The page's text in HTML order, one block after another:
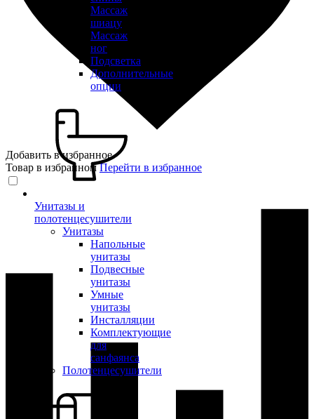
Массаж
шиацу
Массаж
ног
Подсветка
Дополнительные
опции
Унитазы и
полотенцесушители
Унитазы
Напольные
унитазы
Подвесные
унитазы
Умные
унитазы
Инсталляции
Комплектующие
для
санфаянса
Полотенцесушители
Добавить в избранное
Товар в избранномПерейти в избранное